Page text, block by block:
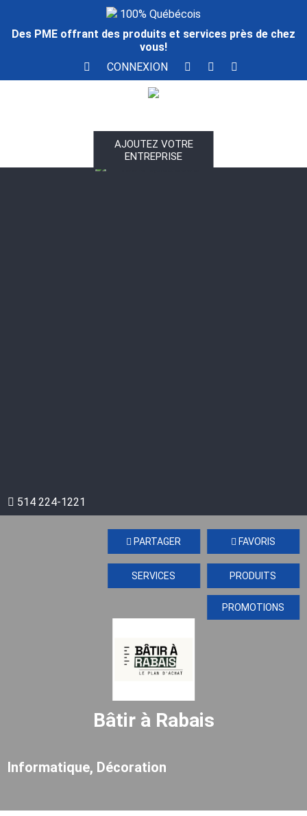
100% Québécois
Des PME offrant des produits et services près de chez
vous!
CONNEXION
AJOUTEZ VOTRE
ENTREPRISE
514 224-1221
Bâtir à Rabais
Informatique, Décoration
FAVORIS
PARTAGER
PRODUITS
SERVICES
PROMOTIONS